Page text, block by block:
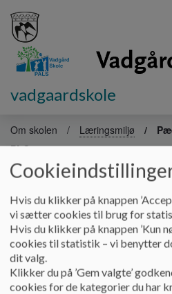
vadgaardskole
Om skolen Læringsmiljø
PLC
Pædagogisk
Skolens pædagogiske
udviklet og målet er, at det
skolens hverdag.
Hvis du klikker på knappen
vi sætter cookies til brug for
Hvis du klikker på knappen ’Kun
cookies til statistik – vi benytter
dit valg.
Klikker du på ’Gem valgte’
cookies for de kategorier du har